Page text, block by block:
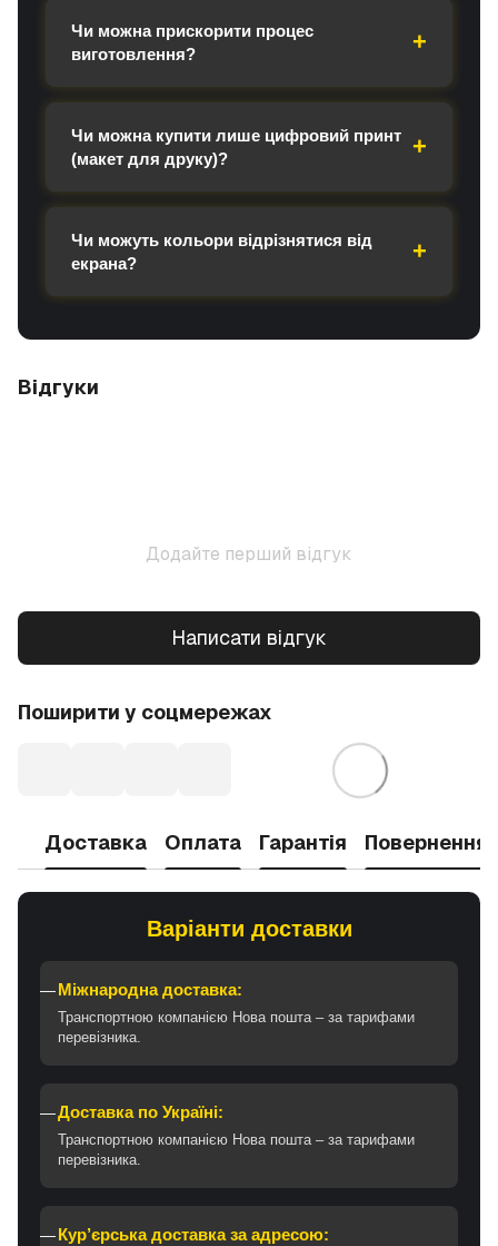
Чи можна прискорити процес
виготовлення?
Чи можна купити лише цифровий принт
(макет для друку)?
Чи можуть кольори відрізнятися від
екрана?
Відгуки
Додайте перший відгук
Написати відгук
Поширити у соцмережах
Доставка Оплата Гарантія Повернення
Варіанти доставки
Міжнародна доставка:
Транспортною компанією Нова пошта – за тарифами
перевізника.
Доставка по Україні:
Транспортною компанією Нова пошта – за тарифами
перевізника.
Кур’єрська доставка за адресою: